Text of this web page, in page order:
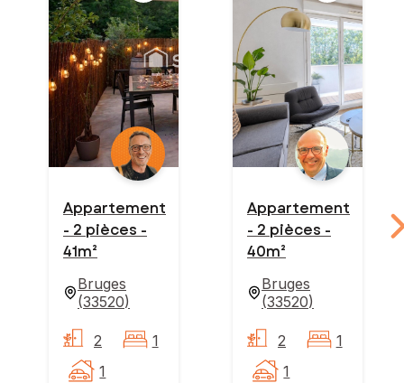
Appartement
- 2 pièces -
41m²
Bruges
(33520)
2
1
1
Appartement
- 2 pièces -
40m²
Bruges
(33520)
2
1
1